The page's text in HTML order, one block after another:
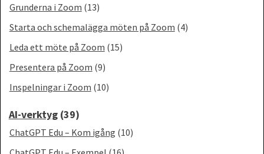
Grunderna i Zoom (13)
Starta och schemalägga möten på Zoom (4)
Leda ett möte på Zoom (15)
Presentera på Zoom (9)
Inspelningar i Zoom (10)
AI-verktyg(39)
ChatGPT Edu – Kom igång (10)